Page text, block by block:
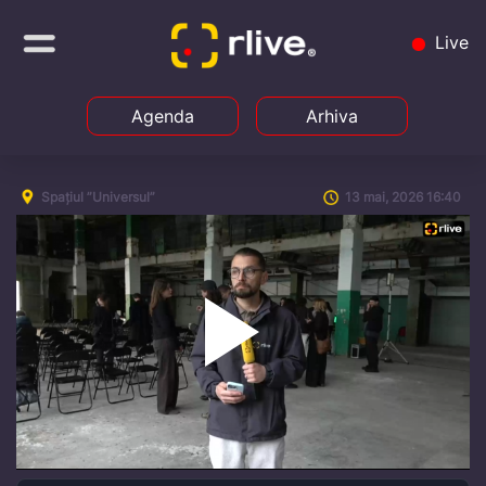
Live
Agenda Arhiva
Spațiul ”Universul” 13 mai, 2026 16:40
Play